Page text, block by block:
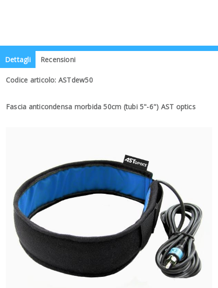
Dettagli Recensioni
Codice articolo: ASTdew50
Fascia anticondensa morbida 50cm (tubi 5"-6") AST optics